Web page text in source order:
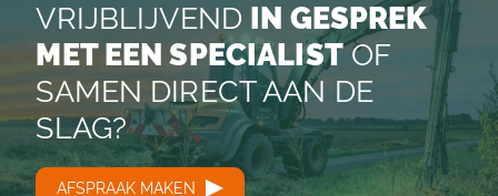
VRIJBLIJVEND IN GESPREK
MET EEN SPECIALISTOF
SAMEN DIRECT AAN DE
SLAG?
AFSPRAAK MAKEN